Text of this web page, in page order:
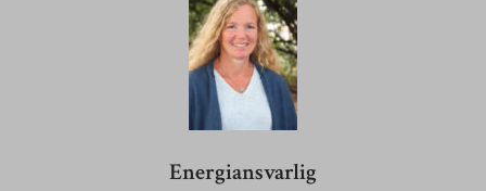
Energiansvarlig